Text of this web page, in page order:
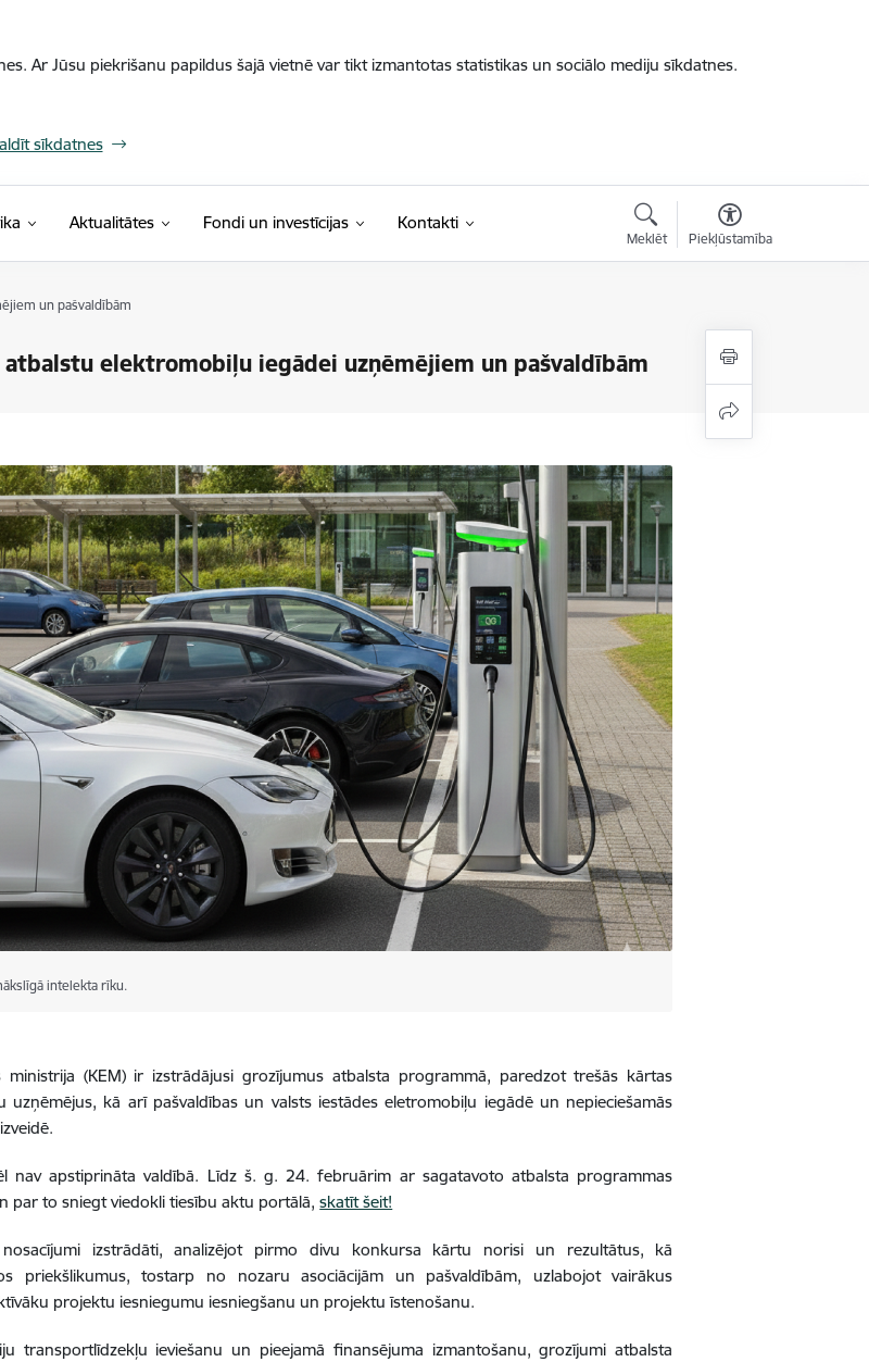
Ar Jūsu piekrišanu papildus šajā vietnē var tikt izmantotas statistikas un sociālo mediju sīkdatnes.
sīkdatnes
Aktualitātes Fondi un investīcijas Kontakti
Meklēt Piekļūstamība
un pašvaldībām
elektromobiļu iegādei uzņēmējiem un pašvaldībām
intelekta rīku.
ministrija (KEM) ir izstrādājusi grozījumus atbalsta programmā, paredzot trešās kārtas
uzņēmējus, kā arī pašvaldības un valsts iestādes eletromobiļu iegādē un nepieciešamās
nav apstiprināta valdībā. Līdz š. g. 24. februārim ar sagatavoto atbalsta programmas
par to sniegt viedokli tiesību aktu portālā,skatīt šeit!
izstrādāti, analizējot pirmo divu konkursa kārtu norisi un rezultātus, kā
priekšlikumus, tostarp no nozaru asociācijām un pašvaldībām, uzlabojot vairākus
projektu iesniegumu iesniegšanu un projektu īstenošanu.
transportlīdzekļu ieviešanu un pieejamā finansējuma izmantošanu, grozījumi atbalsta